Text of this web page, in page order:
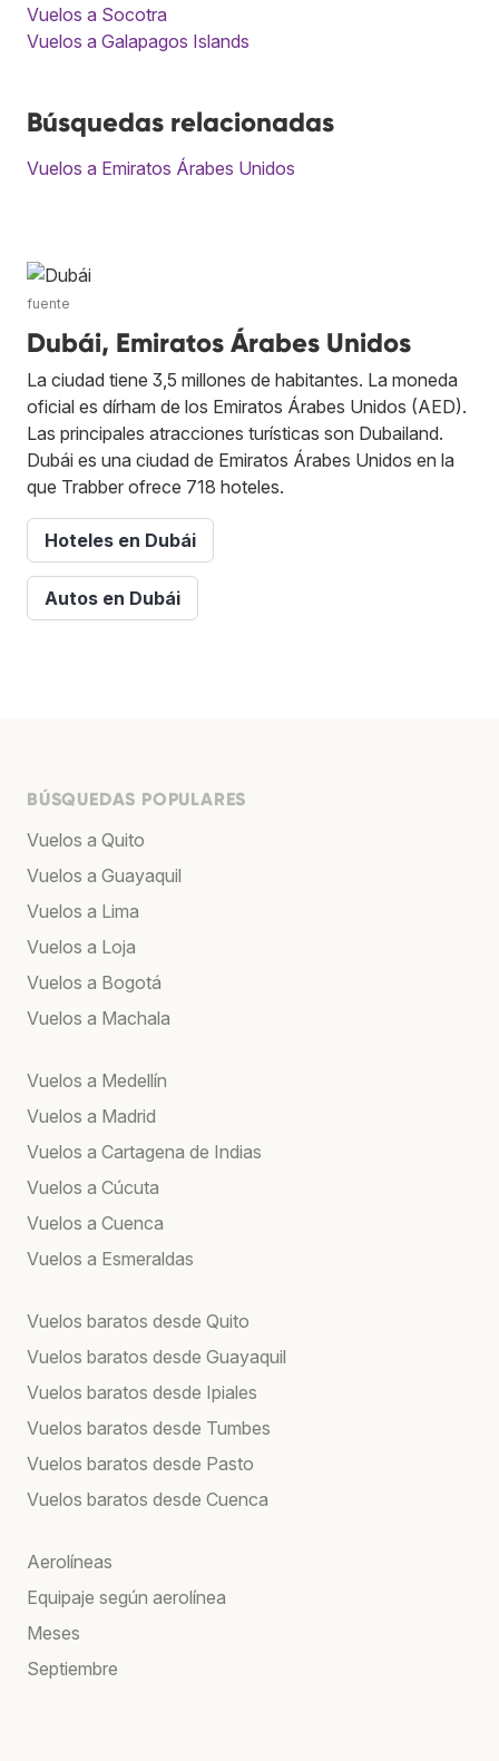
Vuelos a Socotra
Vuelos a Galapagos Islands
Búsquedas relacionadas
Vuelos a Emiratos Árabes Unidos
fuente
Dubái, Emiratos Árabes Unidos
La ciudad tiene 3,5 millones de habitantes. La moneda
oficial es dírham de los Emiratos Árabes Unidos (AED).
Las principales atracciones turísticas son Dubailand.
Dubái es una ciudad de Emiratos Árabes Unidos en la
que Trabber ofrece 718 hoteles.
Hoteles en Dubái
Autos en Dubái
BÚSQUEDAS POPULARES
Vuelos a Quito
Vuelos a Guayaquil
Vuelos a Lima
Vuelos a Loja
Vuelos a Bogotá
Vuelos a Machala
Vuelos a Medellín
Vuelos a Madrid
Vuelos a Cartagena de Indias
Vuelos a Cúcuta
Vuelos a Cuenca
Vuelos a Esmeraldas
Vuelos baratos desde Quito
Vuelos baratos desde Guayaquil
Vuelos baratos desde Ipiales
Vuelos baratos desde Tumbes
Vuelos baratos desde Pasto
Vuelos baratos desde Cuenca
Aerolíneas
Equipaje según aerolínea
Meses
Septiembre